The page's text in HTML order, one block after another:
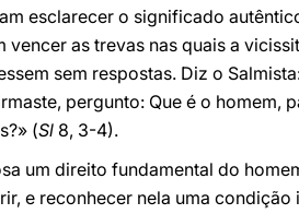
esclarecer o significado
as trevas nas quais a
sem respostas. Diz o
pergunto: Que é o homem,
(Sl 8, 3-4).
um direito fundamental do
e reconhecer nela uma